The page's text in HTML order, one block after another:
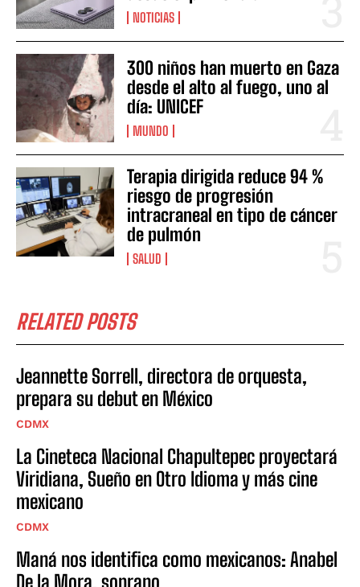
NOTICIAS
300 niños han muerto en Gaza
desde el alto al fuego, uno al
día: UNICEF
MUNDO
Terapia dirigida reduce 94 %
riesgo de progresión
intracraneal en tipo de cáncer
de pulmón
SALUD
RELATED POSTS
Jeannette Sorrell, directora de orquesta,
prepara su debut en México
CDMX
La Cineteca Nacional Chapultepec proyectará
Viridiana, Sueño en Otro Idioma y más cine
mexicano
CDMX
Maná nos identifica como mexicanos: Anabel
De la Mora, soprano